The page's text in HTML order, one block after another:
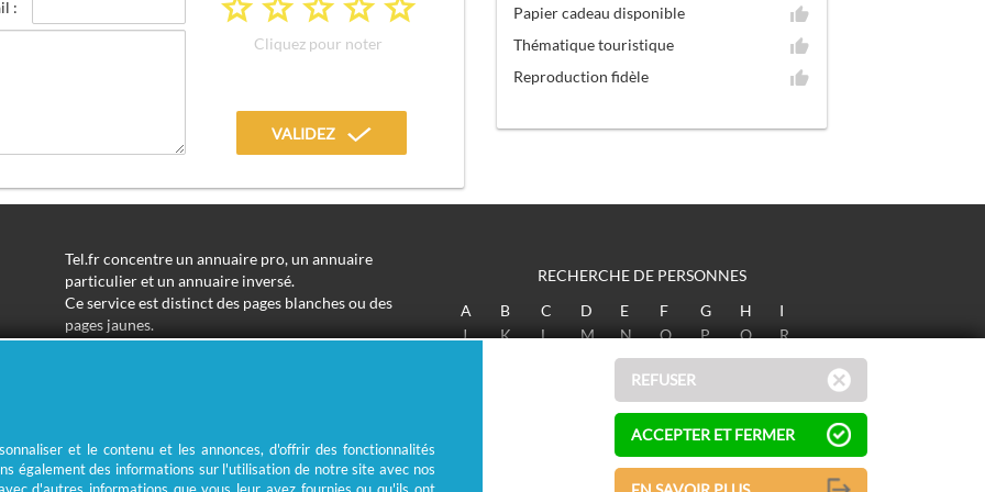
:
Cliquez pour noter
VALIDEZ
Papier cadeau disponible
Thématique touristique
Reproduction fidèle
Tel.fr concentre un annuaire pro, un annuaire
particulier et un annuaire inversé.
Ce service est distinct des pages blanches ou des
pages jaunes.
Les informations utilisées peuvent donc varier en
nom ou un métier.
Enfin, l'annuaire inversé permet de trouver l'identité
RECHERCHE DE PERSONNES
A
B C D E F G H
I
J
K L M N O P Q
R
W X Y Z
et le contenu et les annonces, d'offrir des fonctionnalités
également des informations sur l'utilisation de notre site avec nos
REFUSER
ACCEPTER ET FERMER